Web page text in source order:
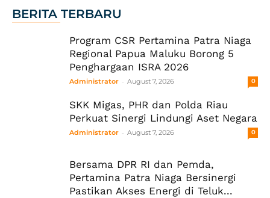
BERITA TERBARU
Program CSR Pertamina Patra Niaga
Regional Papua Maluku Borong 5
Penghargaan ISRA 2026
Administrator - August 7, 2026 0
SKK Migas, PHR dan Polda Riau
Perkuat Sinergi Lindungi Aset Negara
Administrator - August 7, 2026 0
Bersama DPR RI dan Pemda,
Pertamina Patra Niaga Bersinergi
Pastikan Akses Energi di Teluk...